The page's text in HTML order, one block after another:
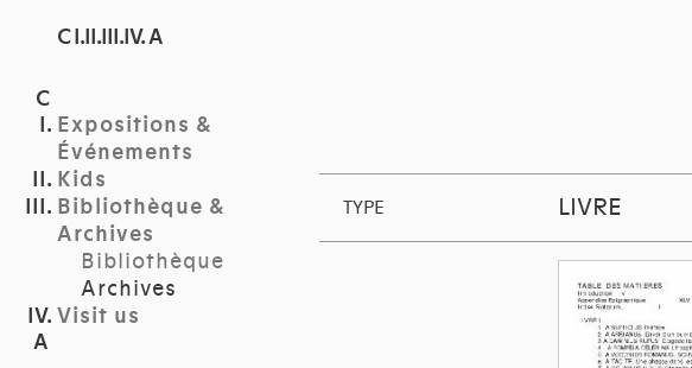
C I.II.III.IV. A
Expositions &
Événements
Kids
Bibliothèque &
Archives
Bibliothèque
Archives
Visit us
TYPE LIVRE